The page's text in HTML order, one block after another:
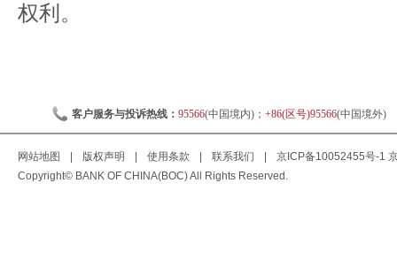
权利。
客户服务与投诉热线： 95566(中国境内)； +86(区号)95566(中国境外)
网站地图 版权声明 使用条款 联系我们 京ICP备10052455号-1
Copyright© BANK OF CHINA(BOC) All Rights Reserved.